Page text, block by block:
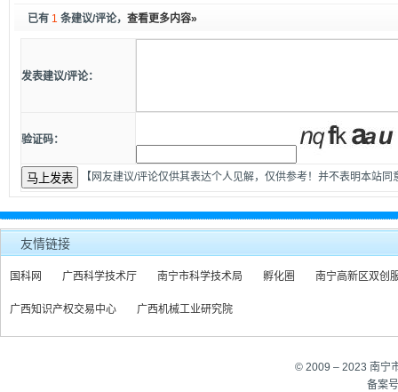
已有 1 条建议/评论， 查看更多内容»
发表建议/评论：
验证码：
【网友建议/评论仅供其表达个人见解，仅供参考！并不表明本站
友情链接
国科网 广西科学技术厅 南宁市科学技术局 孵化圈 南宁高新区双创
广西知识产权交易中心 广西机械工业研究院
© 2009 – 2023 南宁
备案